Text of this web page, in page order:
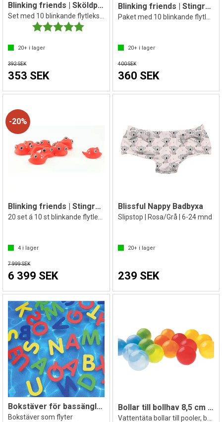
Blinking friends | Sköldpadda |10 st.
Set med 10 blinkande flytleksaker
Betyg:
5.0 utav 5 stjärnor
20+ i lager
392 SEK
353 SEK
Blinking friends | Stingray | 10 st.
20+i lager
400 SEK
360 SEK
20%
Blinking friends | Stingray | 200 st.
4 i lager
7 999 SEK
6 399 SEK
Blissful Nappy Badbyxa
Slipstop | Rosa/Grå | 6-24 mnd
20+i lager
239 SEK
Bokstäver för bassänglek 55 st
Bokstäver som flyter
Bollar till bollhav 8,5 cm 250 st